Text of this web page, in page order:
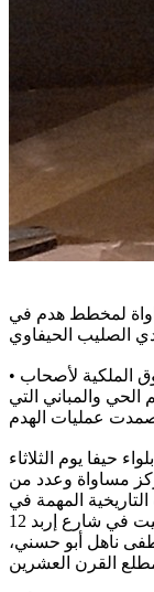
لمخطط هدم في
الصليب الحيفاوي
• الملكية لأصحاب
الحي والمباني التي
حيفا يوم الثلاثاء
اعتراض مركز مساواة وعدد من
المهمة في
حي وادي الصليب. ويمس المخطط المقترح ببيت في شارع إربد 12
ناهل أبو حسني،